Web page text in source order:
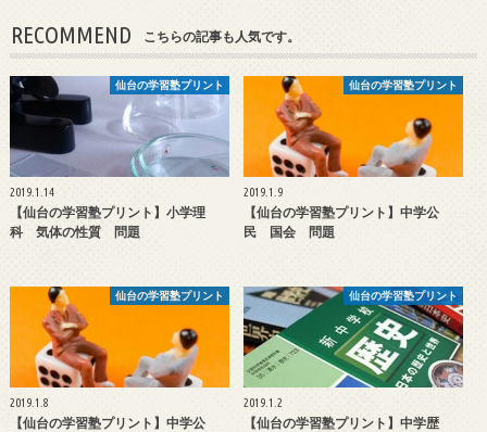
RECOMMEND こちらの記事も人気です。
仙台の学習塾プリント
2019.1.14
【仙台の学習塾プリント】小学理
科 気体の性質 問題
仙台の学習塾プリント
2019.1.9
【仙台の学習塾プリント】中学公
民 国会 問題
仙台の学習塾プリント
2019.1.8
【仙台の学習塾プリント】中学公
仙台の学習塾プリント
2019.1.2
【仙台の学習塾プリント】中学歴